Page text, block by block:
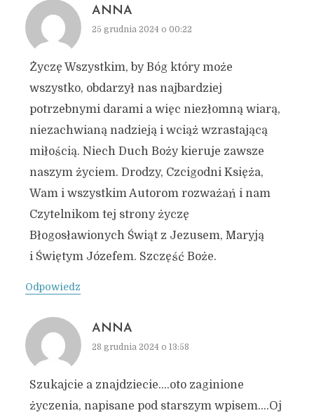
ANNA
25 grudnia 2024 o 00:22
Życzę Wszystkim, by Bóg który może
wszystko, obdarzył nas najbardziej
potrzebnymi darami a więc niezłomną wiarą,
niezachwianą nadzieją i wciąż wzrastającą
miłością. Niech Duch Boży kieruje zawsze
naszym życiem. Drodzy, Czcigodni Księża,
Wam i wszystkim Autorom rozważań i nam
Czytelnikom tej strony życzę
Błogosławionych Świąt z Jezusem, Maryją
i Świętym Józefem. Szczęść Boże.
Odpowiedz
ANNA
28 grudnia 2024 o 13:58
Szukajcie a znajdziecie….oto zaginione
życzenia, napisane pod starszym wpisem….Oj